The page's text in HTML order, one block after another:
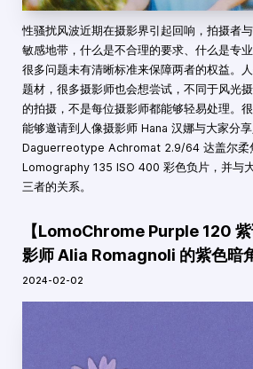
性骚扰风波近期在摄影界引起回响，拍摄者
敏感地带，什么是不合理的要求、什么是专
很多问题未有清晰标准来保障两者的权益。
题材，很多摄影师也会想尝试，不同于风光
的拍摄，不是每位摄影师都能够轻易处理。
能够邀请到人像摄影师 Hana 汉娜与大家分
Daguerreotype Achromat 2.9/64 达盖尔柔
Lomography 135 ISO 400 彩色负片，并与
三者的关系。
【LomoChrome Purple 120
影师 Alia Romagnoli 的紫色暗
2024-02-02